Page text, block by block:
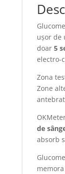
uşor de
doar 5
electro-
Zona
Zone
de
absorb